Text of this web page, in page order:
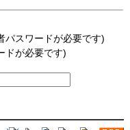
パスワードが必要です)
ドが必要です)